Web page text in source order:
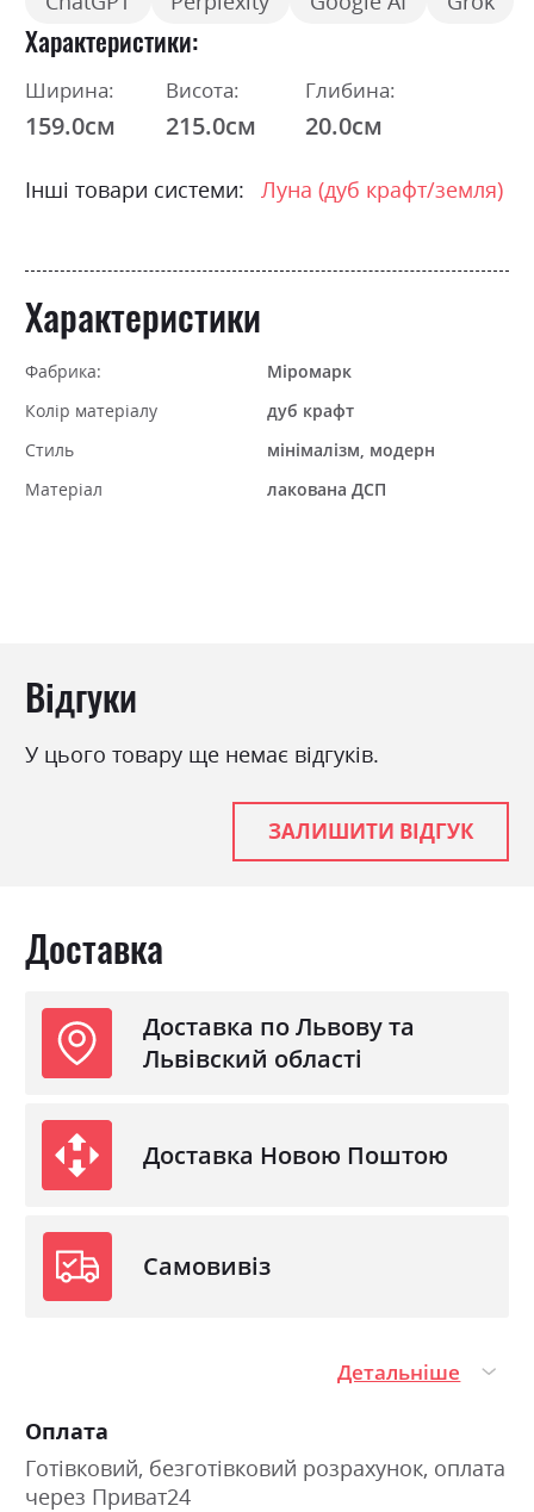
Характеристики
Ширина:
159.0см
Висота:
215.0см
Глибина:
20.0см
Інші товари системи: Луна (дуб крафт/земля)
Характеристики
Фабрика:
Міромарк
Колір матеріалу
дуб крафт
Стиль
мінімалізм, модерн
Матеріал
лакована ДСП
Відгуки
У цього товару ще немає відгуків.
ЗАЛИШИТИ ВІДГУК
Доставка
Доставка по Львову та
Львівский області
Доставка Новою Поштою
Самовивіз
Детальніше
Оплата
Готівковий, безготівковий розрахунок, оплата
через Приват24